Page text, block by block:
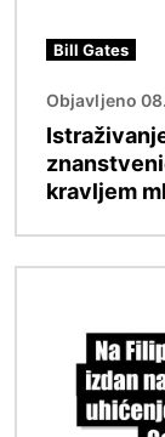
Bill Gates
Objavljeno
kravljem